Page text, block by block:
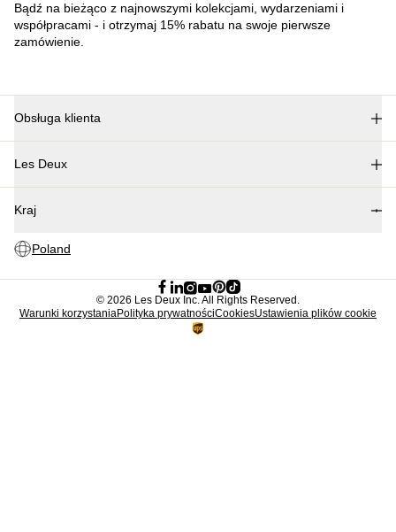
Obsługa klienta
Kontakt
Procedura zwrotu
Les Deux
Nasza odpowiedzialność
Partner Platform
Kraj
Poland
Bądź na bieżąco z najnowszymi kolekcjami, wydarzeniami i
współpracami - i otrzymaj 15% rabatu na swoje pierwsze
zamówienie.
© 2026 Les Deux Inc. All Rights Reserved.
Warunki korzystaniaPolityka prywatnościCookiesUstawienia plików cookie